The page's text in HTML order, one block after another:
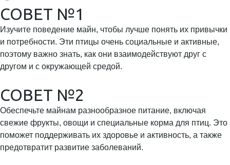
СОВЕТ №1
Изучите поведение майн, чтобы лучше понять их привычки
и потребности. Эти птицы очень социальные и активные,
поэтому важно знать, как они взаимодействуют друг с
другом и с окружающей средой.
СОВЕТ №2
Обеспечьте майнам разнообразное питание, включая
свежие фрукты, овощи и специальные корма для птиц. Это
поможет поддерживать их здоровье и активность, а также
предотвратит развитие заболеваний.